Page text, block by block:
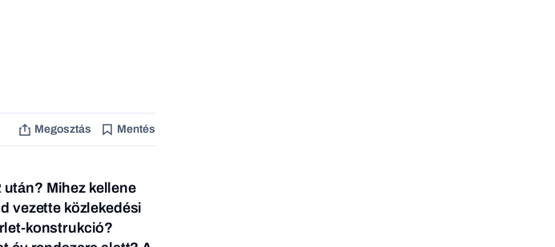
Megosztás Mentés
Mihez kellene
vezette közlekedési
konstrukció?